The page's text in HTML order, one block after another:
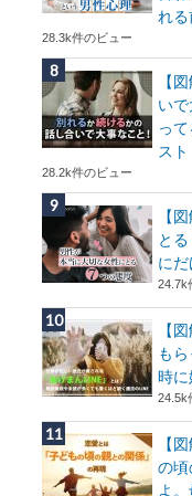
れる
28.3k件のビュー
【
い
っ
スト
28.2k件のビュー
【
と
に
24.7k
【
も
時に
24.5k
【
の頃
よ